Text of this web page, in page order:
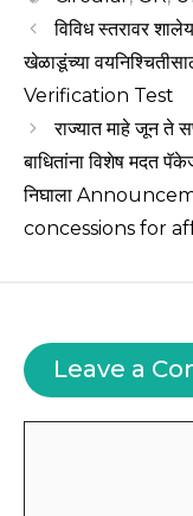
A
p
p
b
o
o
k
ra
विविध स्तरावर
खेळाडूंच्या
Verification Test
राज्यात माहे जून ते
बाधितांना विशेष मदत
निघाला
concessions for
Leave a